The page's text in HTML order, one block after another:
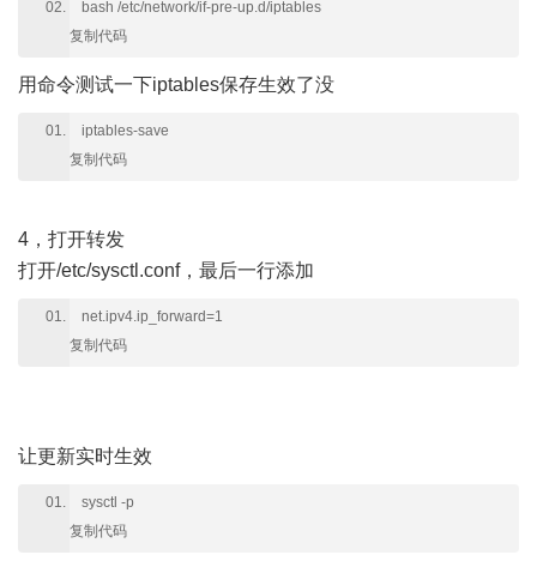
bash /etc/network/if-pre-up.d/iptables
复制代码
用命令测试一下iptables保存生效了没
iptables-save
复制代码
4，打开转发
打开/etc/sysctl.conf，最后一行添加
net.ipv4.ip_forward=1
复制代码
让更新实时生效
sysctl -p
复制代码